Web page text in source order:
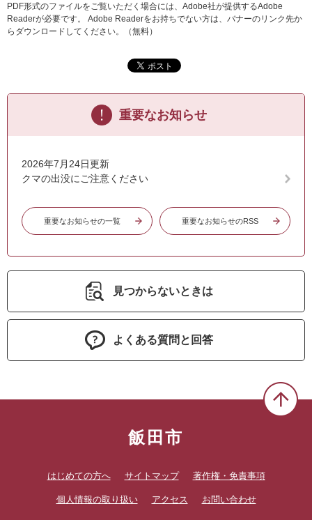
PDF形式のファイルをご覧いただく場合には、Adobe社が提供するAdobe
Readerが必要です。
Adobe Readerをお持ちでない方は、バナーのリンク先か
らダウンロードしてください。（無料）
重要なお知らせ
2026年7月24日更新
クマの出没にご注意ください
重要なお知らせの一覧 重要なお知らせのRSS
見つからないときは
よくある質問と回答
飯田市
はじめての方へ サイトマップ 著作権・免責事項
個人情報の取り扱い アクセス お問い合わせ